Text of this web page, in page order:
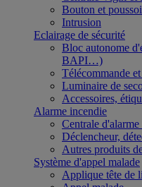
Bouton et
Intrusion
Eclairage de sécurité
Bloc autonome
BAPI…)
Télécommande
Luminaire de
Accessoires,
Alarme incendie
Centrale
Déclencheur,
Autres produits
Système d'appel malade
Applique tête de